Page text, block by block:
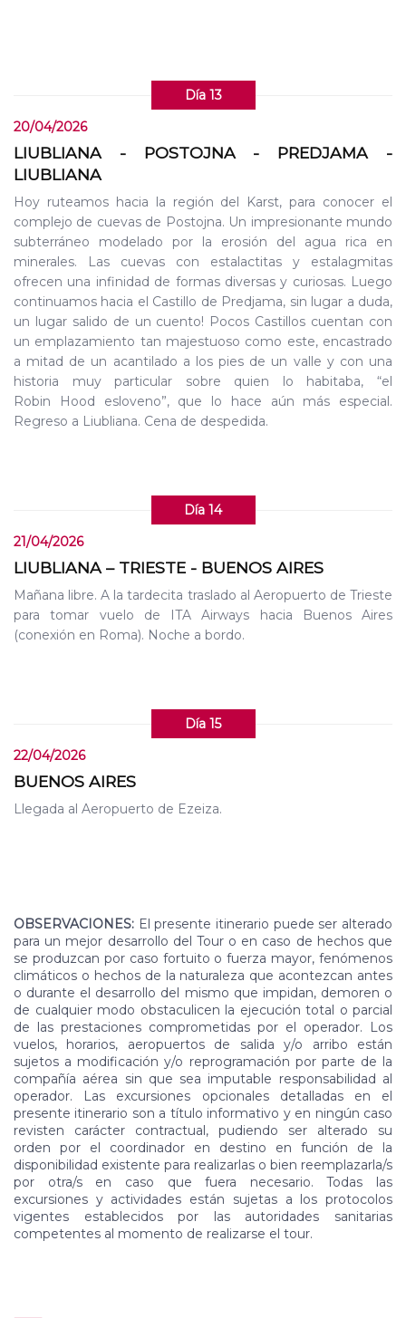
Día 13
20/04/2026
LIUBLIANA - POSTOJNA - PREDJAMA -
LIUBLIANA
Hoy ruteamos hacia la región del Karst, para conocer el
complejo de cuevas de Postojna. Un impresionante mundo
subterráneo modelado por la erosión del agua rica en
minerales. Las cuevas con estalactitas y estalagmitas
ofrecen una infinidad de formas diversas y curiosas. Luego
continuamos hacia el Castillo de Predjama, sin lugar a duda,
un lugar salido de un cuento! Pocos Castillos cuentan con
un emplazamiento tan majestuoso como este, encastrado
a mitad de un acantilado a los pies de un valle y con una
historia muy particular sobre quien lo habitaba, “el
Robin Hood esloveno”, que lo hace aún más especial.
Regreso a Liubliana. Cena de despedida.
Día 14
21/04/2026
LIUBLIANA – TRIESTE - BUENOS AIRES
Mañana libre. A la tardecita traslado al Aeropuerto de Trieste
para tomar vuelo de ITA Airways hacia Buenos Aires
(conexión en Roma). Noche a bordo.
Día 15
22/04/2026
BUENOS AIRES
Llegada al Aeropuerto de Ezeiza.
OBSERVACIONES: El presente itinerario puede ser alterado
para un mejor desarrollo del Tour o en caso de hechos que
se produzcan por caso fortuito o fuerza mayor, fenómenos
climáticos o hechos de la naturaleza que acontezcan antes
o durante el desarrollo del mismo que impidan, demoren o
de cualquier modo obstaculicen la ejecución total o parcial
de las prestaciones comprometidas por el operador. Los
vuelos, horarios, aeropuertos de salida y/o arribo están
sujetos a modificación y/o reprogramación por parte de la
compañía aérea sin que sea imputable responsabilidad al
operador. Las excursiones opcionales detalladas en el
presente itinerario son a título informativo y en ningún caso
revisten carácter contractual, pudiendo ser alterado su
orden por el coordinador en destino en función de la
disponibilidad existente para realizarlas o bien reemplazarla/s
por otra/s en caso que fuera necesario. Todas las
excursiones y actividades están sujetas a los protocolos
vigentes establecidos por las autoridades sanitarias
competentes al momento de realizarse el tour.